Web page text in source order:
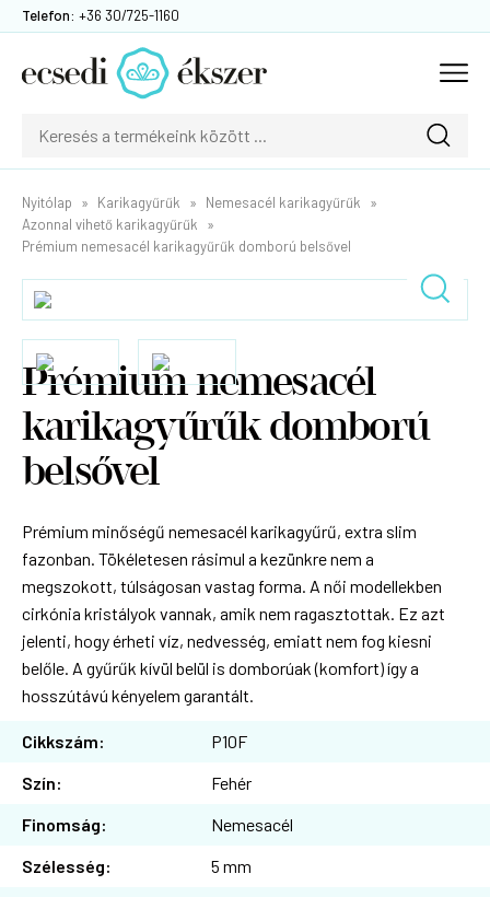
Telefon: +36 30/725-1160
Nyitólap Karikagyűrűk
Nemesacél karikagyűrűk
Azonnal vihető karikagyűrűk
Prémium nemesacél karikagyűrűk domború belsővel
Prémium nemesacél
karikagyűrűk domború
belsővel
Prémium minőségű nemesacél karikagyűrű, extra slim
fazonban. Tökéletesen rásimul a kezünkre nem a
megszokott, túlságosan vastag forma. A női modellekben
cirkónia kristályok vannak, amik nem ragasztottak. Ez azt
jelenti, hogy érheti víz, nedvesség, emiatt nem fog kiesni
belőle. A gyűrűk kívül belül is domborúak (komfort) így a
hosszútávú kényelem garantált.
Cikkszám:
P10F
Szín:
Fehér
Finomság:
Nemesacél
Szélesség:
5 mm